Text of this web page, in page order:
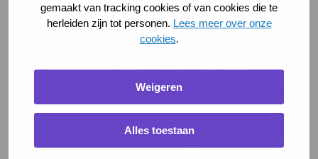
gemaakt van tracking cookies of van cookies die te
herleiden zijn tot personen. Lees meer over onze
cookies.
Weigeren
Alles toestaan